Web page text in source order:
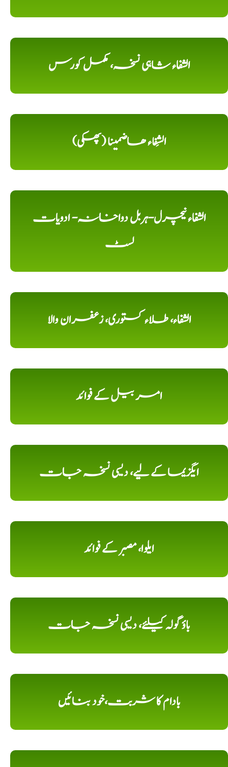
الشفاء شاہی نسخہ، مکمل کورس
الشِفاء ھاضمینا (پھکی)
الشفاء نیچرل-ہربل دواخانہ- ادویات
لسٹ
الشفاء، طلاء کستوری، زعفران والا
امر بیل کے فوائد
ایگزیما کے لیے، دیسی نسخہ جات
ایلوا، مصبر کے فوائد
باؤ گولہ کیلئے، دیسی نسخہ جات
بادام کا شربت،خود بنائیں